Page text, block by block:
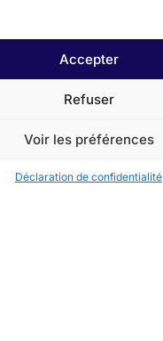
Accepter
Refuser
Voir les préférences
Déclaration de confidentialité